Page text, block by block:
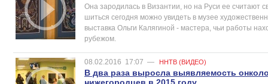
Она зародилась в Византии, но на Руси ее считают
шиться сегодня можно увидеть в музее
выставка Ольги Калягиной - мастера, чьи работы
рубежом.
08.02.2016 17:07 — ННТВ (ВИДЕО)
В два раза выросла выявляемость
нижегородцев в 2015 году